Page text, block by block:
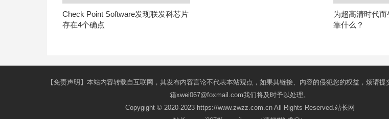
Check Point Software发现联发科芯片
存在4个确点
为超高清时代
靠什么？
【免责声明】本站内容转载自互联网，其发布内容言论不代表本站观点，如果其链接、内容的侵犯您的权益，烦请提
箱xwei067@foxmail.com我们将及时予以处理。
Copygight © 2020-2023 https://www.zwzz.com.cn All Rights Reserved.站长网